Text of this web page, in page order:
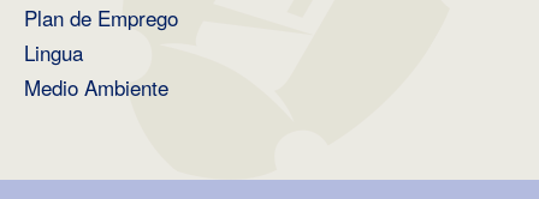
Plan de Emprego
Lingua
Medio Ambiente